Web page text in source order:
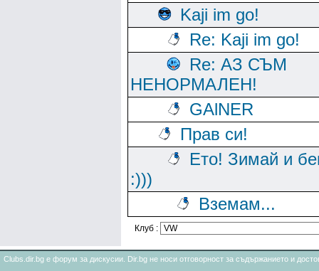
Kaji im go!
Re: Kaji im go!
Re: АЗ СЪМ
НЕНОРМАЛЕН!
GAlNER
Прав си!
Ето! Зимай и
:)))
Вземам...
Клуб :
Clubs.dir.bg е форум за дискусии. Dir.bg не носи отговорност за съдържанието и